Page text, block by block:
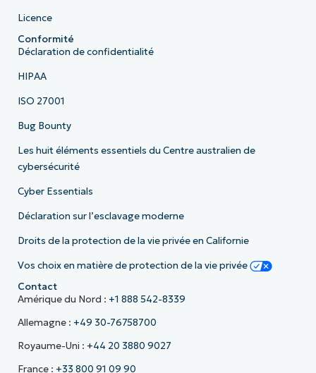
Licence
Conformité
Déclaration de confidentialité
HIPAA
ISO 27001
Bug Bounty
Les huit éléments essentiels du Centre australien de
cybersécurité
Cyber Essentials
Déclaration sur l’esclavage moderne
Droits de la protection de la vie privée en Californie
Vos choix en matière de protection de la vie privée
Contact
Amérique du Nord : +1 888 542-8339
Allemagne : +49 30-76758700
Royaume-Uni : +44 20 3880 9027
France : +33 800 91 09 90